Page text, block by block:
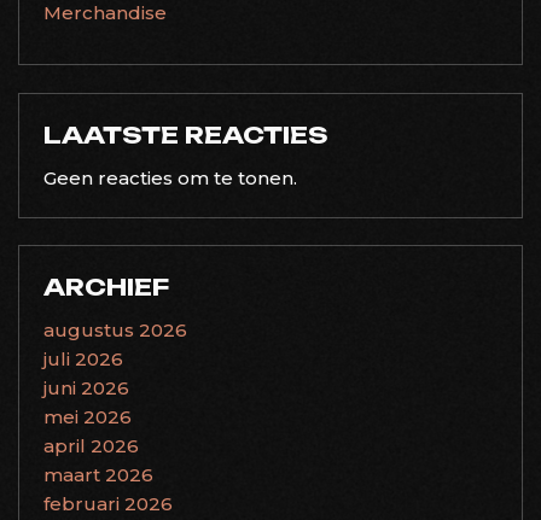
Merchandise
LAATSTE REACTIES
Geen reacties om te tonen.
ARCHIEF
augustus 2026
juli 2026
juni 2026
mei 2026
april 2026
maart 2026
februari 2026